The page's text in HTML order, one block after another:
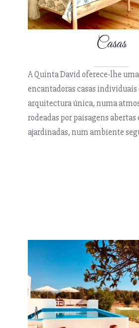
Casas
A Quinta David oferece-lhe
encantadoras casas
arquitectura única, numa
rodeadas por paisagens abertas
ajardinadas, num ambiente